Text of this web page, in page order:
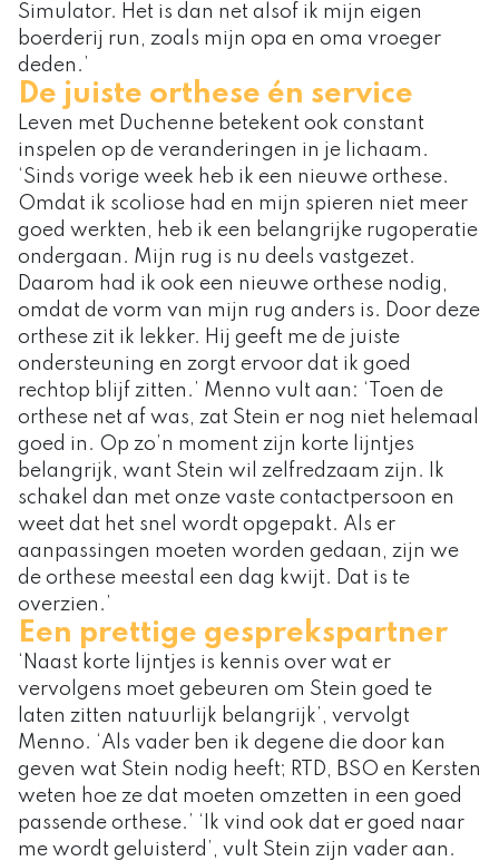
Simulator. Het is dan net alsof ik mijn eigen
boerderij run, zoals mijn opa en oma vroeger
deden.’
De juiste orthese én service
Leven met Duchenne betekent ook constant
inspelen op de veranderingen in je lichaam.
‘Sinds vorige week heb ik een nieuwe orthese.
Omdat ik scoliose had en mijn spieren niet meer
goed werkten, heb ik een belangrijke rugoperatie
ondergaan. Mijn rug is nu deels vastgezet.
Daarom had ik ook een nieuwe orthese nodig,
omdat de vorm van mijn rug anders is. Door deze
orthese zit ik lekker. Hij geeft me de juiste
ondersteuning en zorgt ervoor dat ik goed
rechtop blijf zitten.’ Menno vult aan: ‘Toen de
orthese net af was, zat Stein er nog niet helemaal
goed in. Op zo’n moment zijn korte lijntjes
belangrijk, want Stein wil zelfredzaam zijn. Ik
schakel dan met onze vaste contactpersoon en
weet dat het snel wordt opgepakt. Als er
aanpassingen moeten worden gedaan, zijn we
de orthese meestal een dag kwijt. Dat is te
overzien.’
Een prettige gesprekspartner
‘Naast korte lijntjes is kennis over wat er
vervolgens moet gebeuren om Stein goed te
laten zitten natuurlijk belangrijk’, vervolgt
Menno. ‘Als vader ben ik degene die door kan
geven wat Stein nodig heeft; RTD, BSO en Kersten
weten hoe ze dat moeten omzetten in een goed
passende orthese.’ ‘Ik vind ook dat er goed naar
me wordt geluisterd’, vult Stein zijn vader aan.